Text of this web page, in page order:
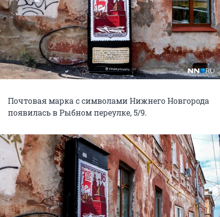
Почтовая марка с символами Нижнего Новгорода
появилась в Рыбном переулке, 5/9.